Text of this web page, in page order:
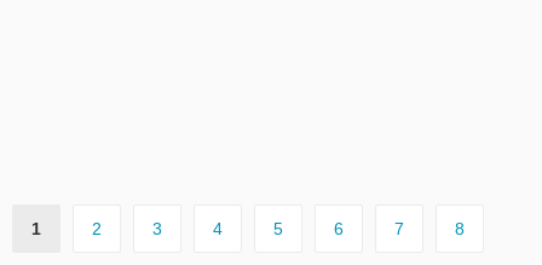
1 2 3 4 5 6 7 8